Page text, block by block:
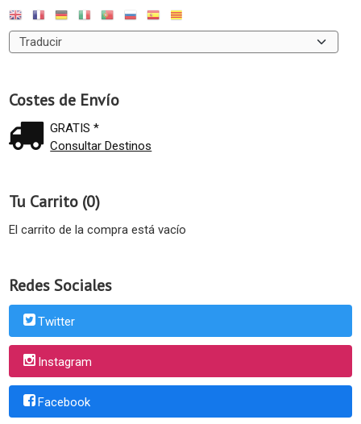
Costes de Envío
GRATIS *
Consultar Destinos
Tu Carrito (0)
El carrito de la compra está vacío
Redes Sociales
Twitter
Instagram
Facebook